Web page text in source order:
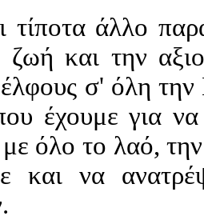
τίποτα άλλο
και την
σ' όλη
έχουμε για
όλο το λαό,
και να